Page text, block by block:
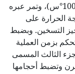
الأسطواني الذي يسمى حيز التسخين (حتى 1000°س)، وتمر عبره
الحرارة على
التسخين. وبضبط
بزمن العملية
الثالث المسمى
وتضبط أحجامها